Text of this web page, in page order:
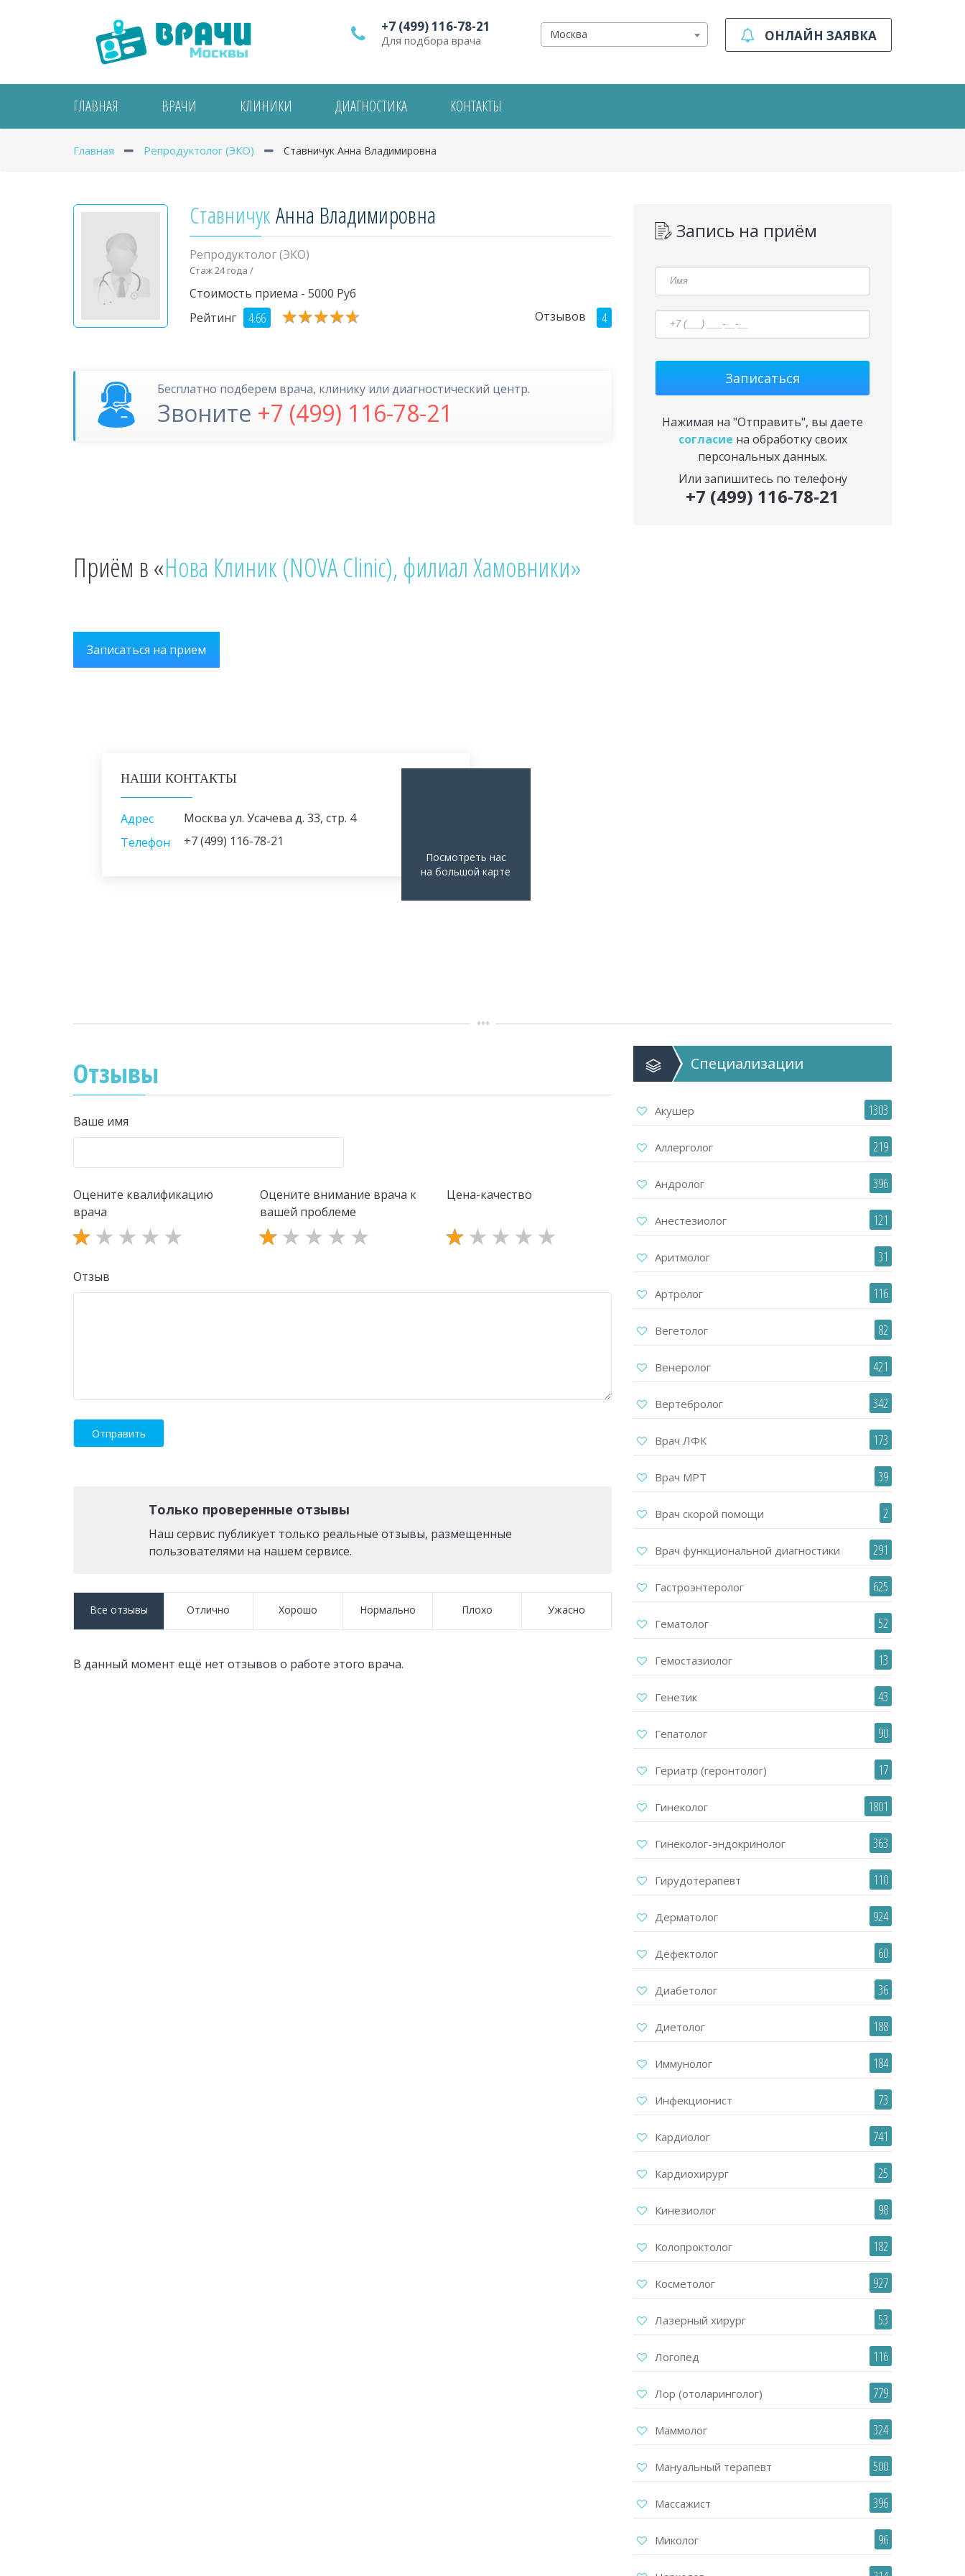
+7 (499) 116-78-21
Для подбора врача Москва ОНЛАЙН ЗАЯВКА
ГЛАВНАЯ ВРАЧИ КЛИНИКИ ДИАГНОСТИКА КОНТАКТЫ
Главная Репродуктолог (ЭКО) Ставничук Анна Владимировна
СтавничукАнна Владимировна
Репродуктолог (ЭКО)
Стаж 24 года /
Стоимость приема - 5000 Руб
Рейтинг
4.66 ★★★★★
★★★★★ Отзывов 4
Бесплатно подберем врача, клинику или диагностический центр.
Звоните +7 (499) 116-78-21
Запись на приём
Нажимая на "Отправить", вы даете
согласие на обработку своих
персональных данных.
Или запишитесь по телефону
+7 (499) 116-78-21
Приём в «Нова Клиник (NOVA Clinic), филиал Хамовники»
Записаться на прием
НАШИ КОНТАКТЫ
Адрес
Москва ул. Усачева д. 33, стр. 4
Телефон
+7 (499) 116-78-21
Посмотреть нас
на большой карте
Отзывы
Ваше имя
Оцените квалификацию
врача
Оцените внимание врача к
вашей проблеме
Цена-качество
Отзыв
Только проверенные отзывы
Наш сервис публикует только реальные отзывы, размещенные
пользователями на нашем сервисе.
Все отзывы Отлично Хорошо Нормально Плохо Ужасно
В данный момент ещё нет отзывов о работе этого врача.
Специализации
Акушер 1303
Аллерголог 219
Андролог 396
Анестезиолог 121
Аритмолог 31
Артролог 116
Вегетолог 82
Венеролог 421
Вертебролог 342
Врач ЛФК 173
Врач МРТ 39
Врач скорой помощи 2
Врач функциональной диагностики 291
Гастроэнтеролог 625
Гематолог 52
Гемостазиолог 13
Генетик 43
Гепатолог 90
Гериатр (геронтолог) 17
Гинеколог 1801
Гинеколог-эндокринолог 363
Гирудотерапевт 110
Дерматолог 924
Дефектолог 60
Диабетолог 36
Диетолог 188
Иммунолог 184
Инфекционист 73
Кардиолог 741
Кардиохирург 25
Кинезиолог 98
Колопроктолог 182
Косметолог 927
Лазерный хирург 53
Логопед 116
Лор (отоларинголог) 779
Маммолог 324
Мануальный терапевт 500
Массажист 396
Миколог 96